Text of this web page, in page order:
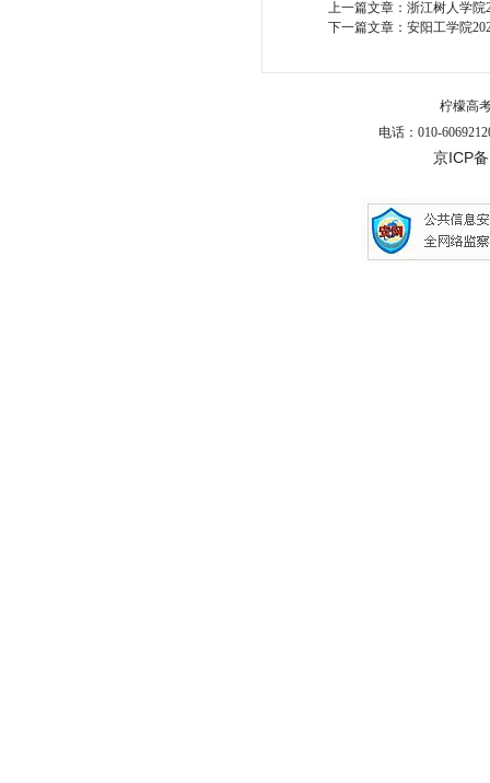
上一篇文章： 浙江树人学院
下一篇文章： 安阳工学院
柠檬高
电话：010-
京ICP